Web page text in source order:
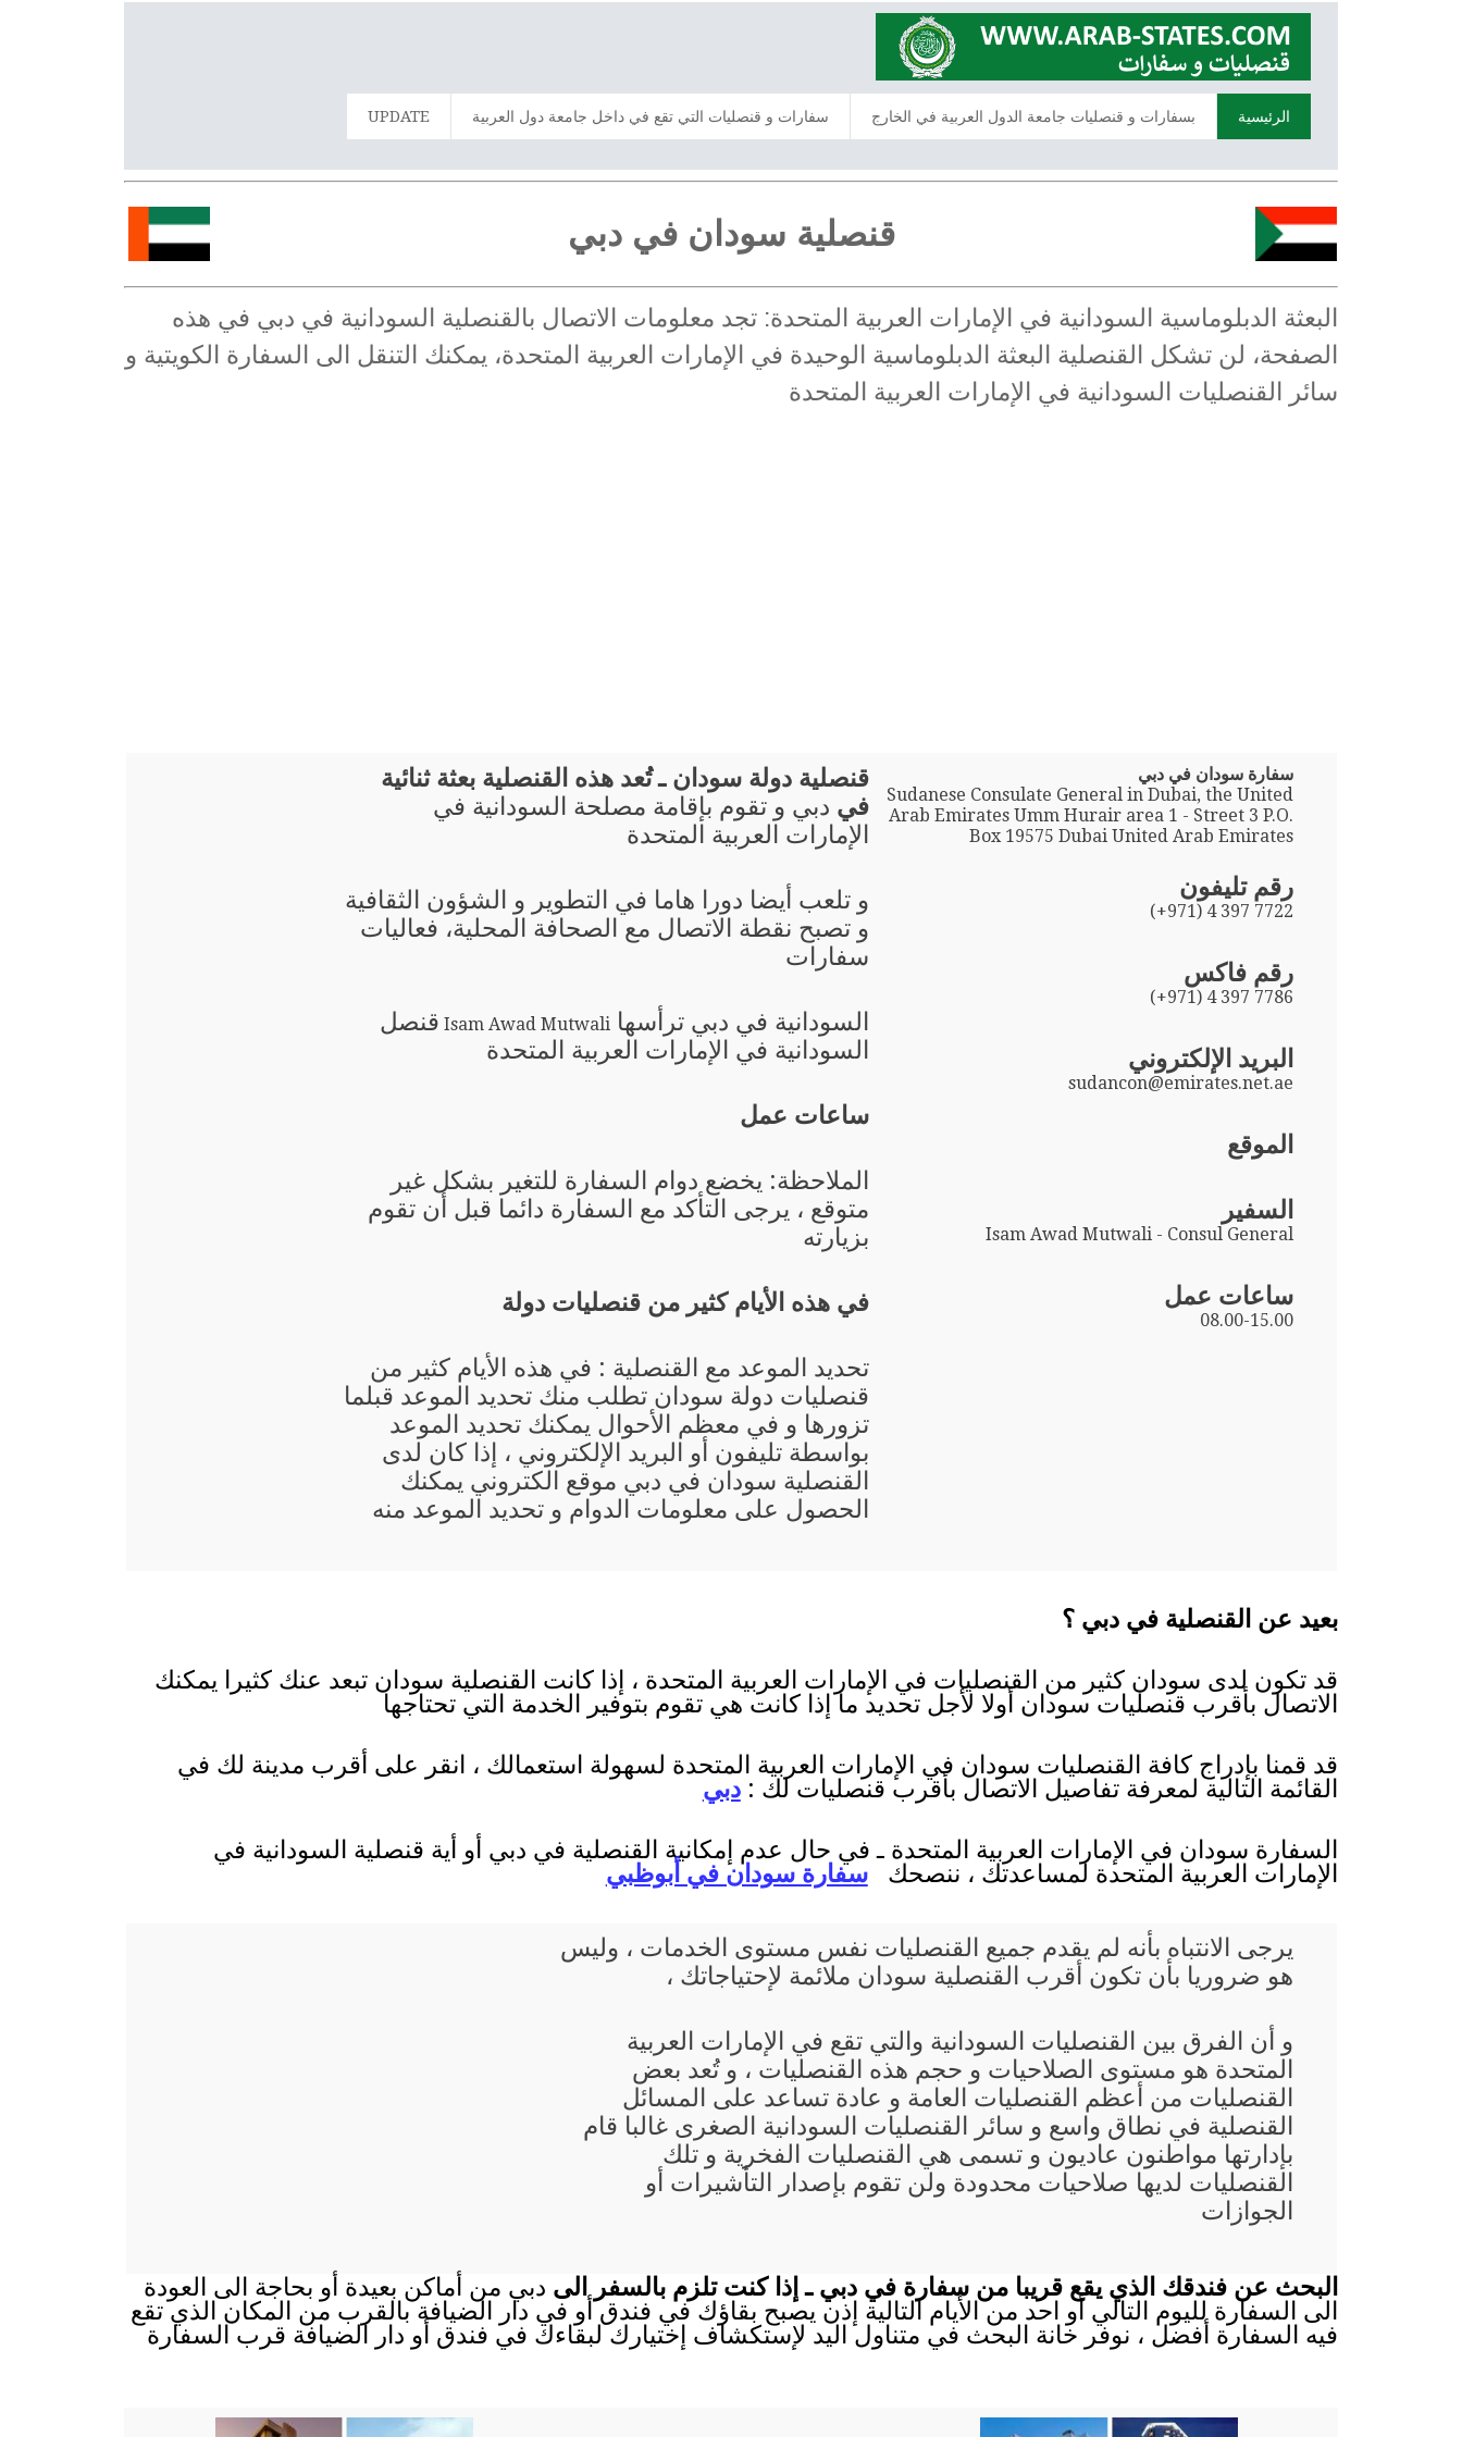
الرئيسية بسفارات و قنصليات جامعة الدول العربية في الخارج سفارات و قنصليات التي تقع في داخل جامعة دول العربية UPDATE
قنصلية سودان في دبي
البعثة الدبلوماسية السودانية في الإمارات العربية المتحدة: تجد معلومات الاتصال بالقنصلية السودانية في دبي في هذه
الصفحة، لن تشكل القنصلية البعثة الدبلوماسية الوحيدة في الإمارات العربية المتحدة، يمكنك التنقل الى السفارة الكويتية و
سائر القنصليات السودانية في الإمارات العربية المتحدة
سفارة سودان في دبي
Sudanese Consulate General in Dubai, the United
Arab Emirates Umm Hurair area 1 - Street 3 P.O.
Box 19575 Dubai United Arab Emirates
رقم تليفون
(+971) 4 397 7722
رقم فاكس
(+971) 4 397 7786
البريد الإلكتروني
sudancon@emirates.net.ae
الموقع
السفير
Isam Awad Mutwali - Consul General
ساعات عمل
08.00-15.00
قنصلية دولة سودان ـ تُعد هذه القنصلية بعثة ثنائية
في دبي و تقوم بإقامة مصلحة السودانية في
الإمارات العربية المتحدة
و تلعب أيضا دورا هاما في التطوير و الشؤون الثقافية
و تصبح نقطة الاتصال مع الصحافة المحلية، فعاليات
سفارات
السودانية في دبي ترأسها Isam Awad Mutwali قنصل
السودانية في الإمارات العربية المتحدة
ساعات عمل
الملاحظة: يخضع دوام السفارة للتغير بشكل غير
متوقع ، يرجى التأكد مع السفارة دائما قبل أن تقوم
بزيارته
في هذه الأيام كثير من قنصليات دولة
تحديد الموعد مع القنصلية : في هذه الأيام كثير من
قنصليات دولة سودان تطلب منك تحديد الموعد قبلما
تزورها و في معظم الأحوال يمكنك تحديد الموعد
بواسطة تليفون أو البريد الإلكتروني ، إذا كان لدى
القنصلية سودان في دبي موقع الكتروني يمكنك
الحصول على معلومات الدوام و تحديد الموعد منه
بعيد عن القنصلية في دبي ؟
قد تكون لدى سودان كثير من القنصليات في الإمارات العربية المتحدة ، إذا كانت القنصلية سودان تبعد عنك كثيرا يمكنك
الاتصال بأقرب قنصليات سودان أولا لأجل تحديد ما إذا كانت هي تقوم بتوفير الخدمة التي تحتاجها
قد قمنا بإدراج كافة القنصليات سودان في الإمارات العربية المتحدة لسهولة استعمالك ، انقر على أقرب مدينة لك في
القائمة التالية لمعرفة تفاصيل الاتصال بأقرب قنصليات لك :دبي
السفارة سودان في الإمارات العربية المتحدة ـ في حال عدم إمكانية القنصلية في دبي أو أية قنصلية السودانية في
الإمارات العربية المتحدة لمساعدتك ، ننصحكسفارة سودان في أبوظبي
يرجى الانتباه بأنه لم يقدم جميع القنصليات نفس مستوى الخدمات ، وليس
هو ضروريا بأن تكون أقرب القنصلية سودان ملائمة لإحتياجاتك ،
و أن الفرق بين القنصليات السودانية والتي تقع في الإمارات العربية
المتحدة هو مستوى الصلاحيات و حجم هذه القنصليات ، و تُعد بعض
القنصليات من أعظم القنصليات العامة و عادة تساعد على المسائل
القنصلية في نطاق واسع و سائر القنصليات السودانية الصغرى غالبا قام
بإدارتها مواطنون عاديون و تسمى هي القنصليات الفخرية و تلك
القنصليات لديها صلاحيات محدودة ولن تقوم بإصدار التأشيرات أو
الجوازات
البحث عن فندقك الذي يقع قريبا من سفارة في دبي ـ إذا كنت تلزم بالسفر الى دبي من أماكن بعيدة أو بحاجة الى العودة
الى السفارة لليوم التالي أو احد من الأيام التالية إذن يصبح بقاؤك في فندق أو في دار الضيافة بالقرب من المكان الذي تقع
فيه السفارة أفضل ، نوفر خانة البحث في متناول اليد لإستكشاف إختيارك لبقاءك في فندق أو دار الضيافة قرب السفارة